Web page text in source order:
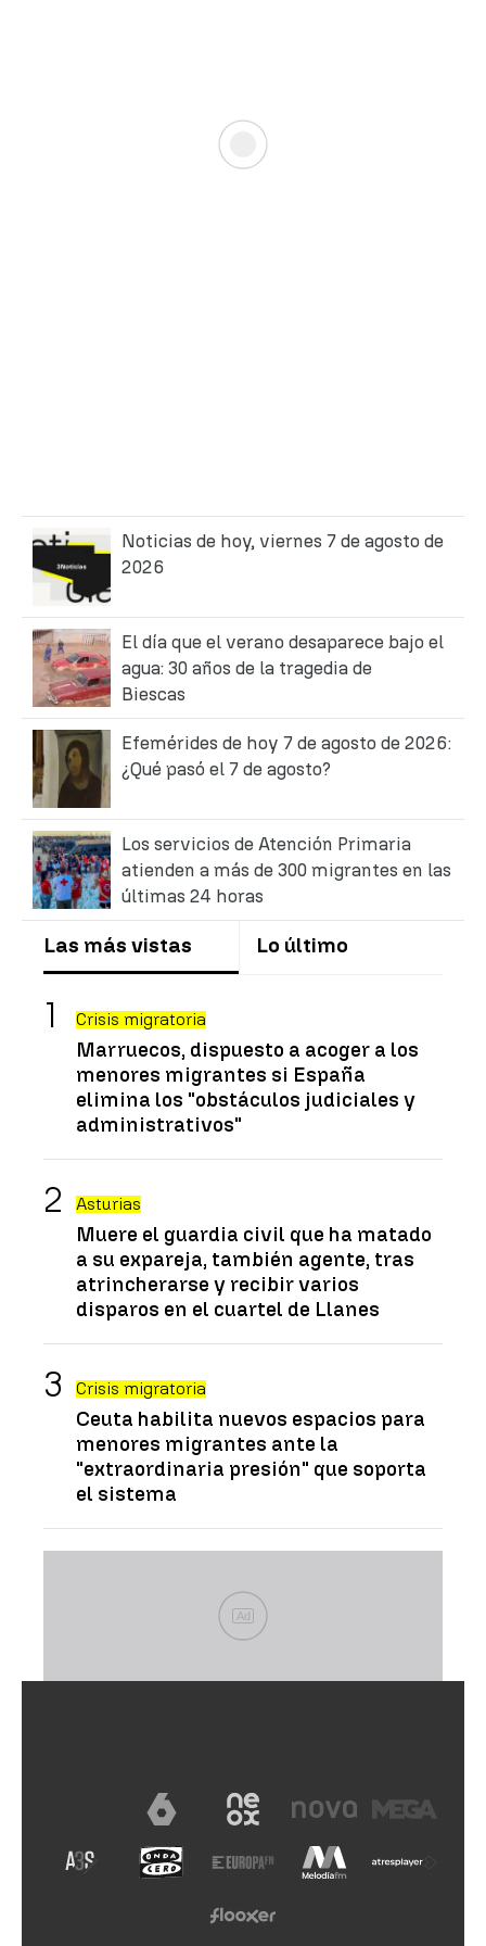
Noticias de hoy, viernes 7 de agosto de
2026
El día que el verano desaparece bajo el
agua: 30 años de la tragedia de
Biescas
Efemérides de hoy 7 de agosto de 2026:
¿Qué pasó el 7 de agosto?
Los servicios de Atención Primaria
atienden a más de 300 migrantes en las
últimas 24 horas
Las más vistas Lo último
Crisis migratoria
Marruecos, dispuesto a acoger a los
menores migrantes si España
elimina los "obstáculos judiciales y
administrativos"
Asturias
Muere el guardia civil que ha matado
a su expareja, también agente, tras
atrincherarse y recibir varios
disparos en el cuartel de Llanes
Crisis migratoria
Ceuta habilita nuevos espacios para
menores migrantes ante la
"extraordinaria presión" que soporta
el sistema
Ad